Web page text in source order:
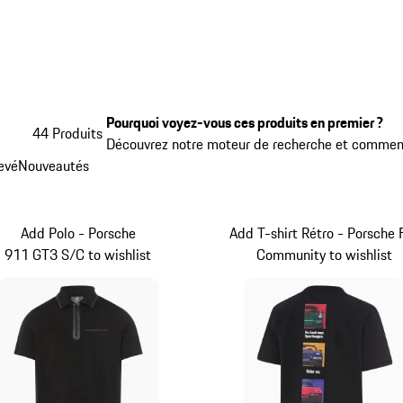
Nouveautés
44 Produits Pourquoi voyez-vous ces produits en premier ?
Découvrez notre moteur de recherche et
Add Polo - Porsche
911 GT3 S/C to wishlist
Add T-shirt Rétro - Porsche
Community to wishlist